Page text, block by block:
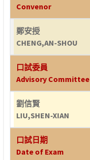
Convenor
鄭安授
CHENG,AN-SHOU
口試委員
Advisory Committee
劉信賢
LIU,SHEN-XIAN
口試日期
Date of Exam